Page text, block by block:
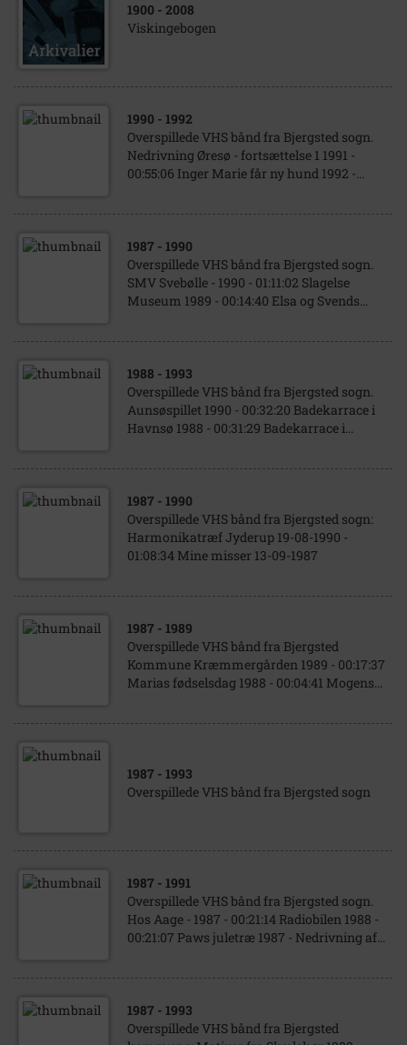
1900 - 2008
Viskingebogen
1990 - 1992
Overspillede VHS bånd fra Bjergsted sogn.
Nedrivning Øresø - fortsættelse 1 1991 -
00:55:06 Inger Marie får ny hund 1992 -...
1987 - 1990
Overspillede VHS bånd fra Bjergsted sogn.
SMV Svebølle - 1990 - 01:11:02 Slagelse
Museum 1989 - 00:14:40 Elsa og Svends...
1988 - 1993
Overspillede VHS bånd fra Bjergsted sogn.
Aunsøspillet 1990 - 00:32:20 Badekarrace i
Havnsø 1988 - 00:31:29 Badekarrace i...
1987 - 1990
Overspillede VHS bånd fra Bjergsted sogn:
Harmonikatræf Jyderup 19-08-1990 -
01:08:34 Mine misser 13-09-1987
1987 - 1989
Overspillede VHS bånd fra Bjergsted
Kommune Kræmmergården 1989 - 00:17:37
Marias fødselsdag 1988 - 00:04:41 Mogens...
1987 - 1993
Overspillede VHS bånd fra Bjergsted sogn
1987 - 1991
Overspillede VHS bånd fra Bjergsted sogn.
Hos Aage - 1987 - 00:21:14 Radiobilen 1988 -
00:21:07 Paws juletræ 1987 - Nedrivning af...
1987 - 1993
Overspillede VHS bånd fra Bjergsted